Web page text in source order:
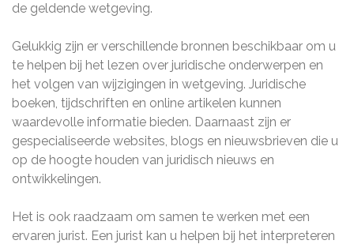
de geldende wetgeving.
Gelukkig zijn er verschillende bronnen beschikbaar om u
te helpen bij het lezen over juridische onderwerpen en
het volgen van wijzigingen in wetgeving. Juridische
boeken, tijdschriften en online artikelen kunnen
waardevolle informatie bieden. Daarnaast zijn er
gespecialiseerde websites, blogs en nieuwsbrieven die u
op de hoogte houden van juridisch nieuws en
ontwikkelingen.
Het is ook raadzaam om samen te werken met een
ervaren jurist. Een jurist kan u helpen bij het interpreteren